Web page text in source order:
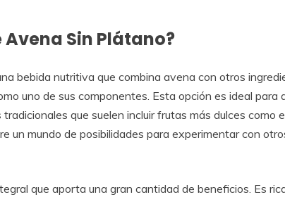
Avena Sin Plátano?
bebida nutritiva que combina avena con otros
uno de sus componentes. Esta opción es ideal para
que suelen incluir frutas más dulces como
un mundo de posibilidades para experimentar con
que aporta una gran cantidad de beneficios. Es